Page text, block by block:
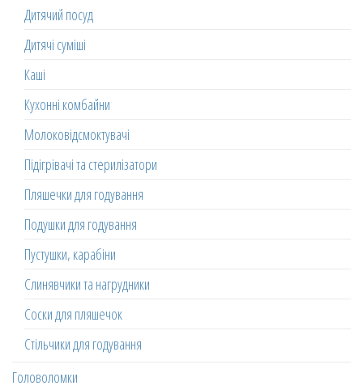
Дитячий посуд
Дитячі суміші
Каші
Кухонні комбайни
Молоковідсмоктувачі
Підігрівачі та стерилізатори
Пляшечки для годування
Подушки для годування
Пустушки, карабіни
Слинявчики та нагрудники
Соски для пляшечок
Стільчики для годування
Головоломки